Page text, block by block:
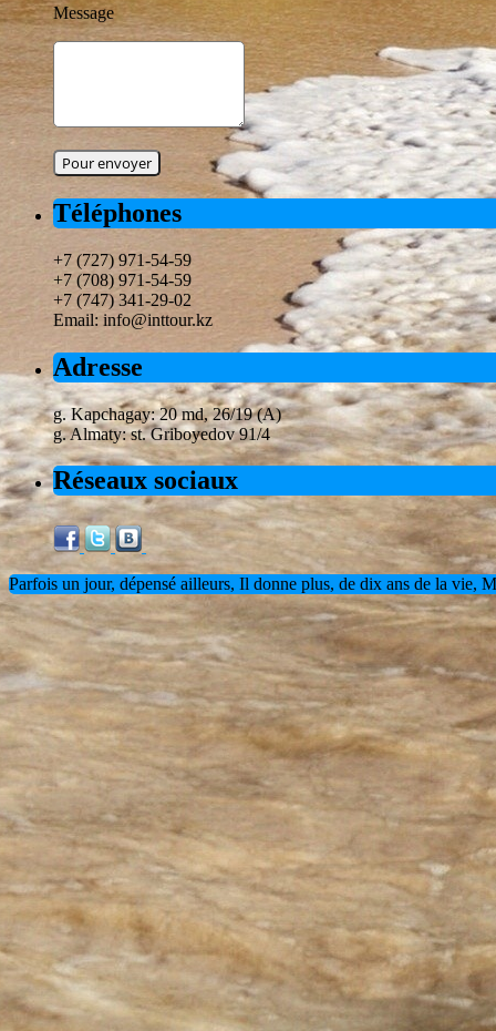
Message
Téléphones
+7 (727) 971-54-59
+7 (708) 971-54-59
+7 (747) 341-29-02
Email: info@inttour.kz
Adresse
g. Kapchagay: 20 md, 26/19 (A)
g. Almaty: st. Griboyedov 91/4
Réseaux sociaux
Parfois un jour, dépensé ailleurs, Il donne plus, de dix ans de la vie,